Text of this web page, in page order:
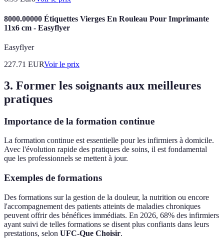
8000.00000 Étiquettes Vierges En Rouleau Pour Imprimante
11x6 cm - Easyflyer
Easyflyer
227.71 EURVoir le prix
3. Former les soignants aux meilleures
pratiques
Importance de la formation continue
La formation continue est essentielle pour les infirmiers à domicile.
Avec l'évolution rapide des pratiques de soins, il est fondamental
que les professionnels se mettent à jour.
Exemples de formations
Des formations sur la gestion de la douleur, la nutrition ou encore
l'accompagnement des patients atteints de maladies chroniques
peuvent offrir des bénéfices immédiats. En 2026, 68% des infirmiers
ayant suivi de telles formations se disent plus confiants dans leurs
prestations, selon UFC-Que Choisir.